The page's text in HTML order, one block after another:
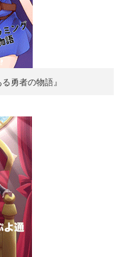
勇者の物語』